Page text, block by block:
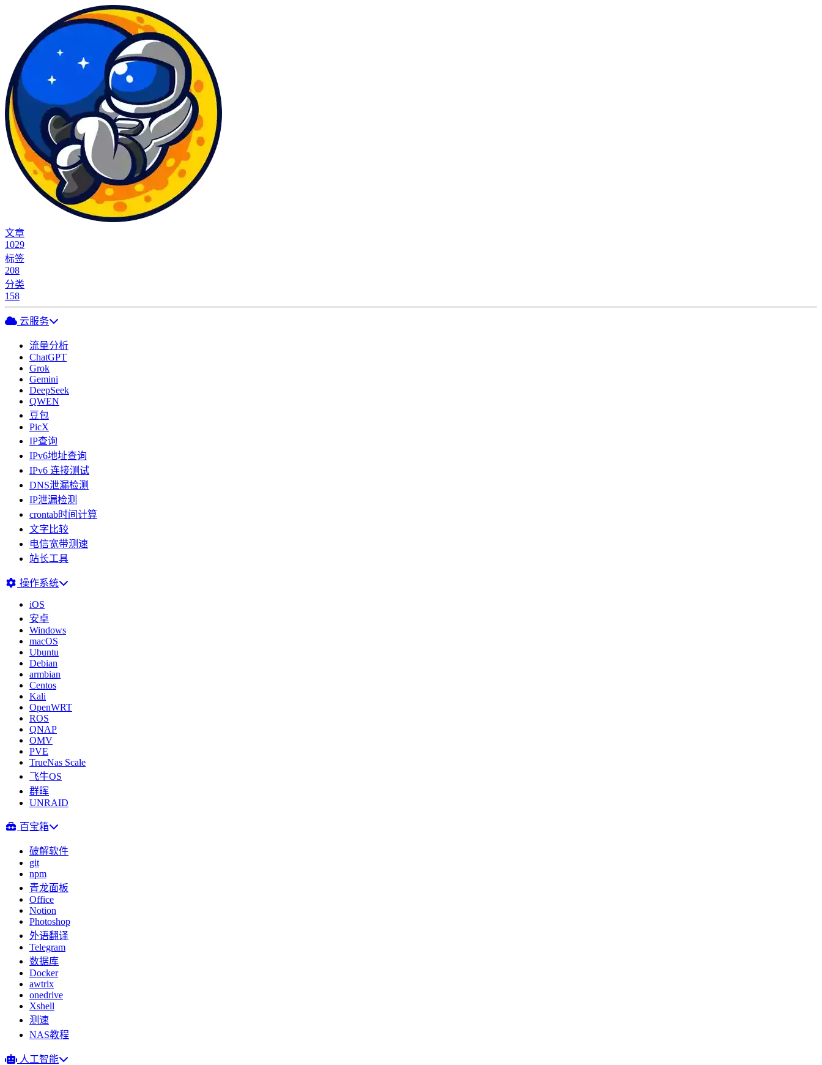
文章
1029
标签
208
分类
158
云服务
流量分析
ChatGPT
Grok
Gemini
DeepSeek
QWEN
豆包
PicX
IP查询
IPv6地址查询
IPv6 连接测试
DNS泄漏检测
IP泄漏检测
crontab时间计算
文字比较
电信宽带测速
站长工具
操作系统
iOS
安卓
Windows
macOS
Ubuntu
Debian
armbian
Centos
Kali
OpenWRT
ROS
QNAP
OMV
PVE
TrueNas Scale
飞牛OS
群晖
UNRAID
百宝箱
破解软件
git
npm
青龙面板
Office
Notion
Photoshop
外语翻译
Telegram
数据库
Docker
awtrix
onedrive
Xshell
测速
NAS教程
人工智能